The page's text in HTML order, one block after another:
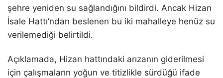
şehre yeniden su sağlandığını bildirdi. Ancak Hizan
İsale Hattı’ndan beslenen bu iki mahalleye henüz su
verilemediği belirtildi.
Açıklamada, Hizan hattındaki arızanın giderilmesi
için çalışmaların yoğun ve titizlikle sürdüğü ifade